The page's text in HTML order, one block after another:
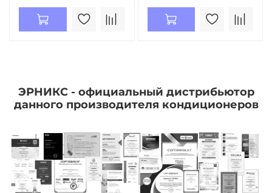
ЭРНИКС - официальный дистрибьютор
данного производителя кондиционеров